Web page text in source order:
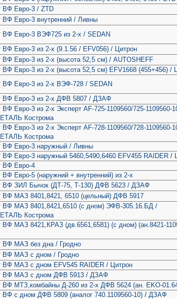
ВФ Евро-3 / ZTD
ВФ Евро-3 внутренний / Ливны
ВФ Евро-3 ВЭФ725 из 2-х / SEDAN
ВФ Евро-3 из 2-х (9.1.56 / EFV056) / Цитрон
ВФ Евро-3 из 2-х (высота 52,5 см) / AUTOSHEFF
ВФ Евро-3 из 2-х (высота 52,5 см) EFV1668 (455+456) /
ВФ Евро-3 из 2-х ВЭФ-728 / SEDAN
ВФ Евро-3 из 2-х ДФВ 5807 / ДЗАФ
Евро-3 из 2-х Эксперт AF-725-1109560/725-1109560-
Кострома
Евро-3 из 2-х Эксперт AF-728-1109560/728-1109560-
Кострома
ВФ Евро-3 наружный / Ливны
ВФ Евро-3 наружный 5460,5490,6460 EFV455 RAIDER /
ВФ Евро-4
ВФ Евро-5 (наружний + внутренний) из 2-х
ВФ ЗИЛ Бычок (ДТ-75, Т-130) ДФВ 5623 / ДЗАФ
ВФ МАЗ 8401,8421, 6510 (цельный) ДФВ 5917
ВФ МАЗ 8401,8421,6510 (с дном) ЭФВ-305.16.БД /
Кострома
ВФ МАЗ 8421,КРАЗ (дв.6561,6581) (с дном) (ан.8421-
ВФ МАЗ без дна / Гродно
ВФ МАЗ с дном / Гродно
ВФ МАЗ с дном EFV545 RAIDER / Цитрон
ВФ МАЗ с дном ДФВ 5913 / ДЗАФ
ВФ МТЗ,комбайны Д-260 из 2-х ДФВ 5624 (ан. EKO-
ВФ с дном ДФВ 5809 (аналог 740.1109560-10) / ДЗАФ